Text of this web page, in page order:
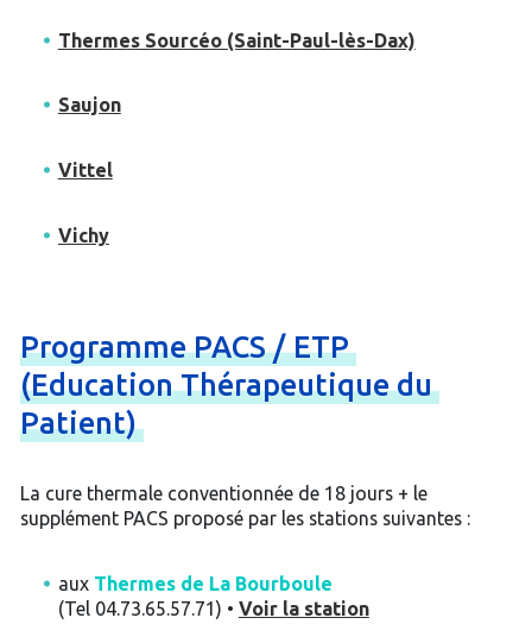
Thermes Sourcéo (Saint-Paul-lès-Dax)
Saujon
Vittel
Vichy
ProgrammePACS/ETP
(EducationThérapeutiquedu
Patient)
La cure thermale conventionnée de 18 jours + le
supplément PACS proposé par les stations suivantes :
aux Thermes de La Bourboule
(Tel 04.73.65.57.71) • Voir la station